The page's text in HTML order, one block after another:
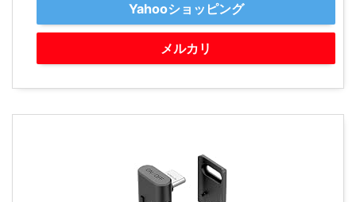
Yahooショッピング
メルカリ